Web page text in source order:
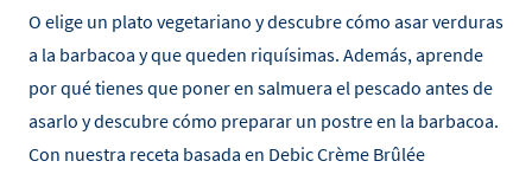
O elige un plato vegetariano y descubre cómo asar verduras
a la barbacoa y que queden riquísimas. Además, aprende
por qué tienes que poner en salmuera el pescado antes de
asarlo y descubre cómo preparar un postre en la barbacoa.
Con nuestra receta basada en Debic Crème Brûlée